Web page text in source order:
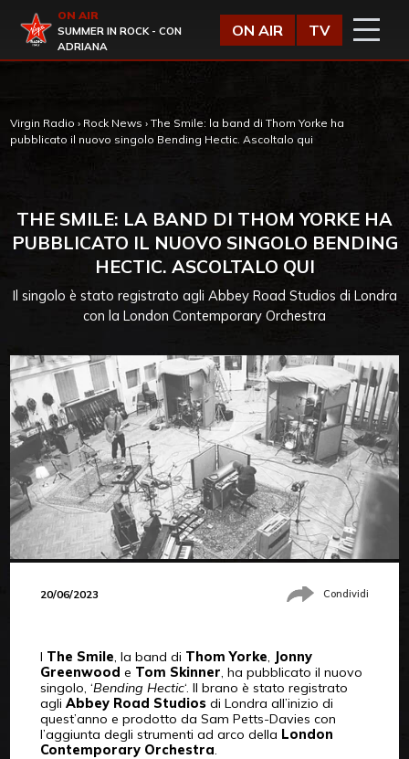
Virgin Radio
ON AIR
SUMMER IN ROCK - CON
ADRIANA
ON AIR TV
Virgin Radio › Rock News › The Smile: la band di Thom Yorke ha
pubblicato il nuovo singolo Bending Hectic. Ascoltalo qui
THE SMILE: LA BAND DI THOM YORKE HA
PUBBLICATO IL NUOVO SINGOLO BENDING
HECTIC. ASCOLTALO QUI
Il singolo è stato registrato agli Abbey Road Studios di Londra
con la London Contemporary Orchestra
20/06/2023 Condividi
I The Smile , la band di Thom Yorke
Jonny
Greenwood e Tom Skinner , ha pubblicato il nuovo
singolo, ‘Bending Hectic‘. Il brano è stato registrato
agli Abbey Road Studiosdi Londra all’inizio di
quest’anno e prodotto da Sam Petts-Davies con
l’aggiunta degli strumenti ad arco della London
Contemporary Orchestra